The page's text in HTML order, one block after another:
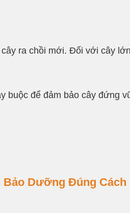
ra chồi mới. Đối với cây
buộc để đảm bảo cây đứng
Dưỡng Đúng Cách